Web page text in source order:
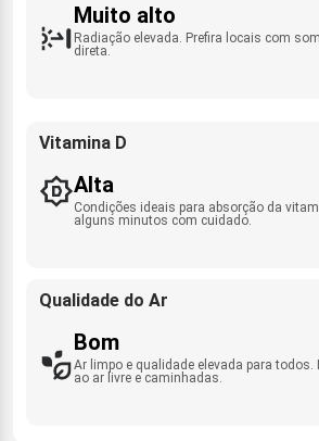
Muito alto
Radiação elevada. Prefira locais com
direta.
Vitamina D
Alta
Condições ideais para absorção da
alguns minutos com cuidado.
Qualidade do Ar
Bom
Ar limpo e qualidade elevada para todos.
ao ar livre e caminhadas.